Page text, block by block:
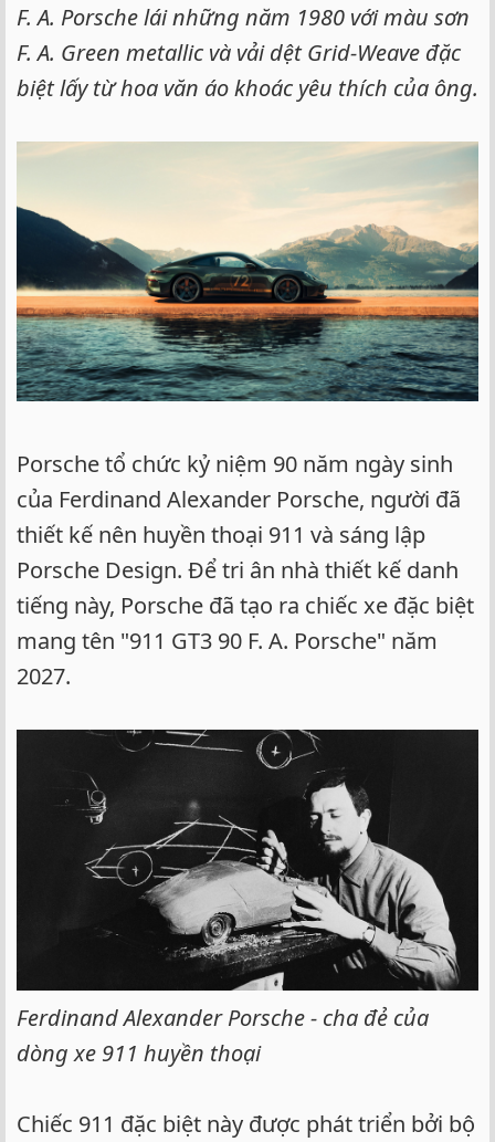
F. A. Porsche lái những năm 1980 với màu sơn
F. A. Green metallic và vải dệt Grid-Weave đặc
biệt lấy từ hoa văn áo khoác yêu thích của ông.
Porsche tổ chức kỷ niệm 90 năm ngày sinh
của Ferdinand Alexander Porsche, người đã
thiết kế nên huyền thoại 911 và sáng lập
Porsche Design. Để tri ân nhà thiết kế danh
tiếng này, Porsche đã tạo ra chiếc xe đặc biệt
mang tên "911 GT3 90 F. A. Porsche" năm
2027.
Ferdinand Alexander Porsche - cha đẻ của
dòng xe 911 huyền thoại
Chiếc 911 đặc biệt này được phát triển bởi bộ